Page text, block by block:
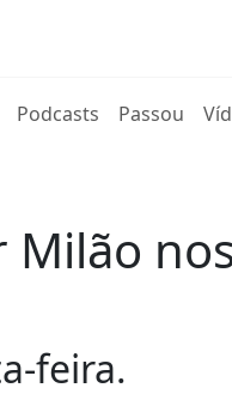
Podcasts Passou
feira.